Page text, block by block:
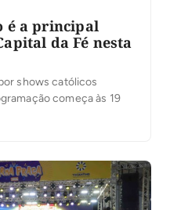
é a principal
da Fé nesta
shows católicos
começa às 19